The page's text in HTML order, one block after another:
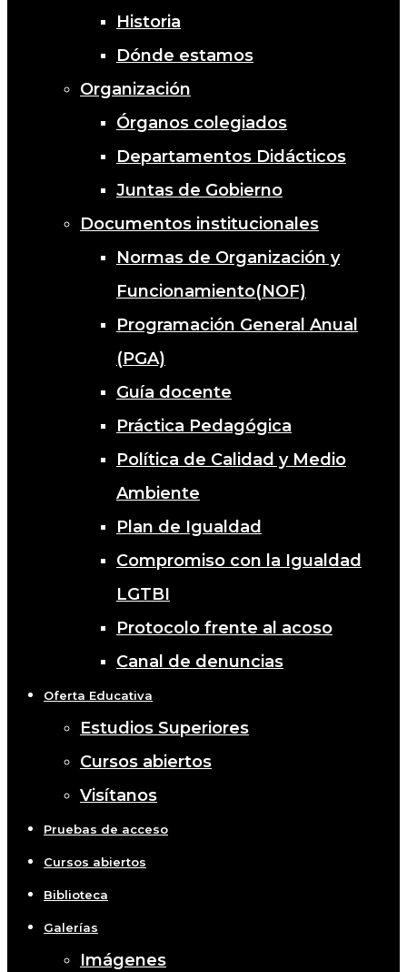
Historia
Dónde estamos
Organización
Órganos colegiados
Departamentos Didácticos
Juntas de Gobierno
Documentos institucionales
Normas de Organización y
Funcionamiento(NOF)
Programación General Anual
(PGA)
Guía docente
Práctica Pedagógica
Política de Calidad y Medio
Ambiente
Plan de Igualdad
Compromiso con la Igualdad
LGTBI
Protocolo frente al acoso
Canal de denuncias
Oferta Educativa
Estudios Superiores
Cursos abiertos
Visítanos
Pruebas de acceso
Cursos abiertos
Biblioteca
Galerías
Imágenes